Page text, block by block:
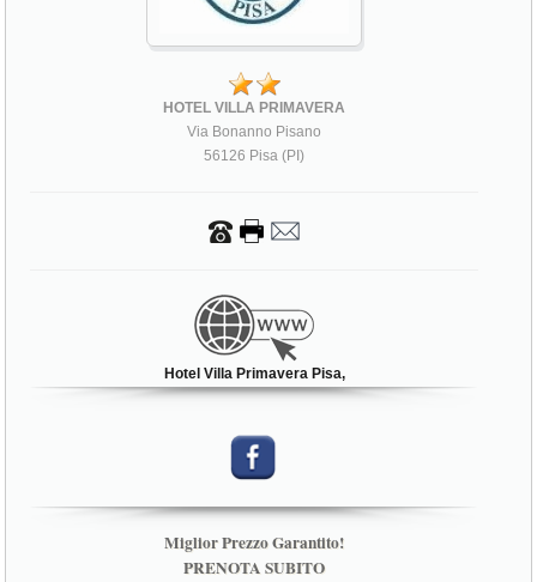
HOTEL VILLA PRIMAVERA
Via Bonanno Pisano
56126 Pisa (PI)
Hotel Villa Primavera Pisa,
Miglior Prezzo Garantito!
PRENOTA SUBITO